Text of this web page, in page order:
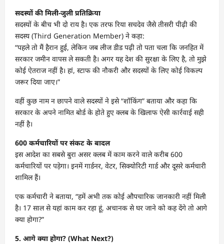
सदस्यों की मिली-जुली प्रतिक्रिया
सदस्यों के बीच भी दो राय है। एक तरफ रिया सचदेव जैसे तीसरी पीढ़ी की
सदस्य (Third Generation Member) ने कहा:
“पहले तो मैं हैरान हुई, लेकिन जब लीज डीड पढ़ी तो पता चला कि जनहित में
सरकार जमीन वापस ले सकती है। अगर यह देश की सुरक्षा के लिए है, तो मुझे
कोई ऐतराज नहीं है। हां, स्टाफ की नौकरी और सदस्यों के लिए कोई विकल्प
जरूर दिया जाए।”
वहीं कुछ नाम न छापने वाले सदस्यों ने इसे “शॉकिंग” बताया और कहा कि
सरकार के अपने नामित बोर्ड के होते हुए क्लब के खिलाफ ऐसी कार्रवाई सही
नहीं है।
600 कर्मचारियों पर संकट के बादल
इस आदेश का सबसे बुरा असर क्लब में काम करने वाले करीब 600
कर्मचारियों पर पड़ेगा। इनमें गार्डनर, वेटर, सिक्योरिटी गार्ड और दूसरे कर्मचारी
शामिल हैं।
एक कर्मचारी ने बताया, “हमें अभी तक कोई औपचारिक जानकारी नहीं मिली
है। 17 साल से यहां काम कर रहा हूं, अचानक से घर जाने को कह देंगे तो आगे
क्या होगा?”
5. आगे क्या होगा? (What Next?)